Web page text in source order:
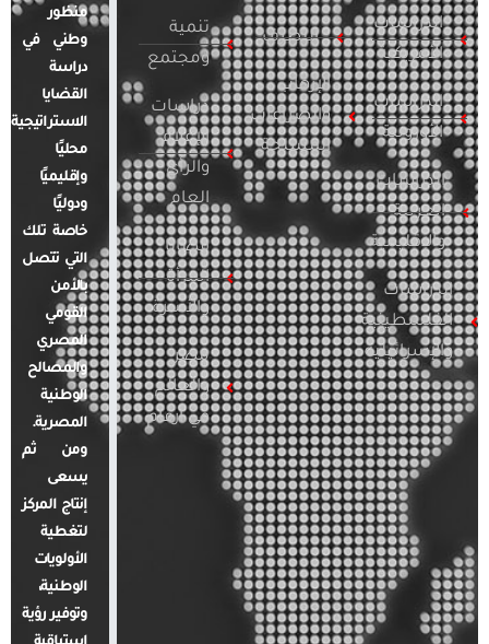
الدراسات
الأمريكية
الدراسات
الأوروبية
الدراسات
العربية
والإقليمية
الدراسات
الفلسطينية
والإسرائيلية
التطرف
الإرهاب
والصراعات
المسلحة
تنمية
ومجتمع
دراسات
الإعلام
والرأي
العام
قضايا
المرأة
والأسرة
مصر
والعالم
في أرقام
منظور
وطني في
دراسة
القضايا
الاستراتيجية
محليًا
وإقليميًا
ودوليًا
خاصة تلك
التي تتصل
بالأمن
القومي
المصري
والمصالح
الوطنية
المصرية.
ومن ثم
يسعى
إنتاج المركز
لتغطية
الأولويات
الوطنية،
وتوفير رؤية